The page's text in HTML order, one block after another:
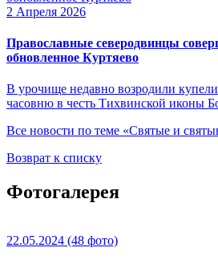
2 Апреля 2026
Православные северодвинцы
обновленное Куртяево
В урочище недавно возродили
часовню в честь Тихвинской иконы
Все новости по теме «Святые и
Возврат к списку
Фотогалерея
22.05.2024 (48 фото)